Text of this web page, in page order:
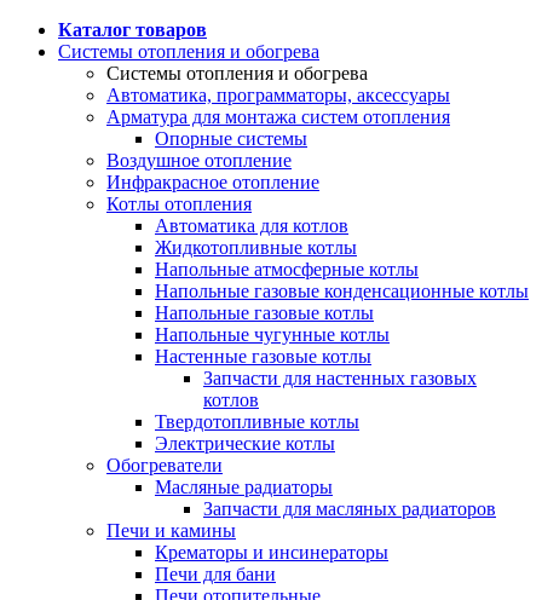
Каталог товаров
Системы отопления и обогрева
Системы отопления и обогрева
Автоматика, программаторы, аксессуары
Арматура для монтажа систем отопления
Опорные системы
Воздушное отопление
Инфракрасное отопление
Котлы отопления
Автоматика для котлов
Жидкотопливные котлы
Напольные атмосферные котлы
Напольные газовые конденсационные котлы
Напольные газовые котлы
Напольные чугунные котлы
Настенные газовые котлы
Запчасти для настенных газовых
котлов
Твердотопливные котлы
Электрические котлы
Обогреватели
Масляные радиаторы
Запчасти для масляных радиаторов
Печи и камины
Крематоры и инсинераторы
Печи для бани
Печи отопительные